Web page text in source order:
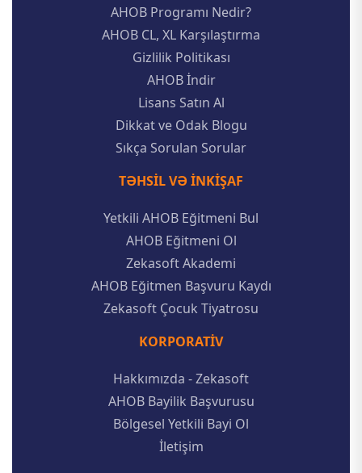
AHOB Programı Nedir?
AHOB CL, XL Karşılaştırma
Gizlilik Politikası
AHOB İndir
Lisans Satın Al
Dikkat ve Odak Blogu
Sıkça Sorulan Sorular
TƏHSIL VƏ INKIŞAF
Yetkili AHOB Eğitmeni Bul
AHOB Eğitmeni Ol
Zekasoft Akademi
AHOB Eğitmen Başvuru Kaydı
Zekasoft Çocuk Tiyatrosu
KORPORATIV
Hakkımızda - Zekasoft
AHOB Bayilik Başvurusu
Bölgesel Yetkili Bayi Ol
İletişim